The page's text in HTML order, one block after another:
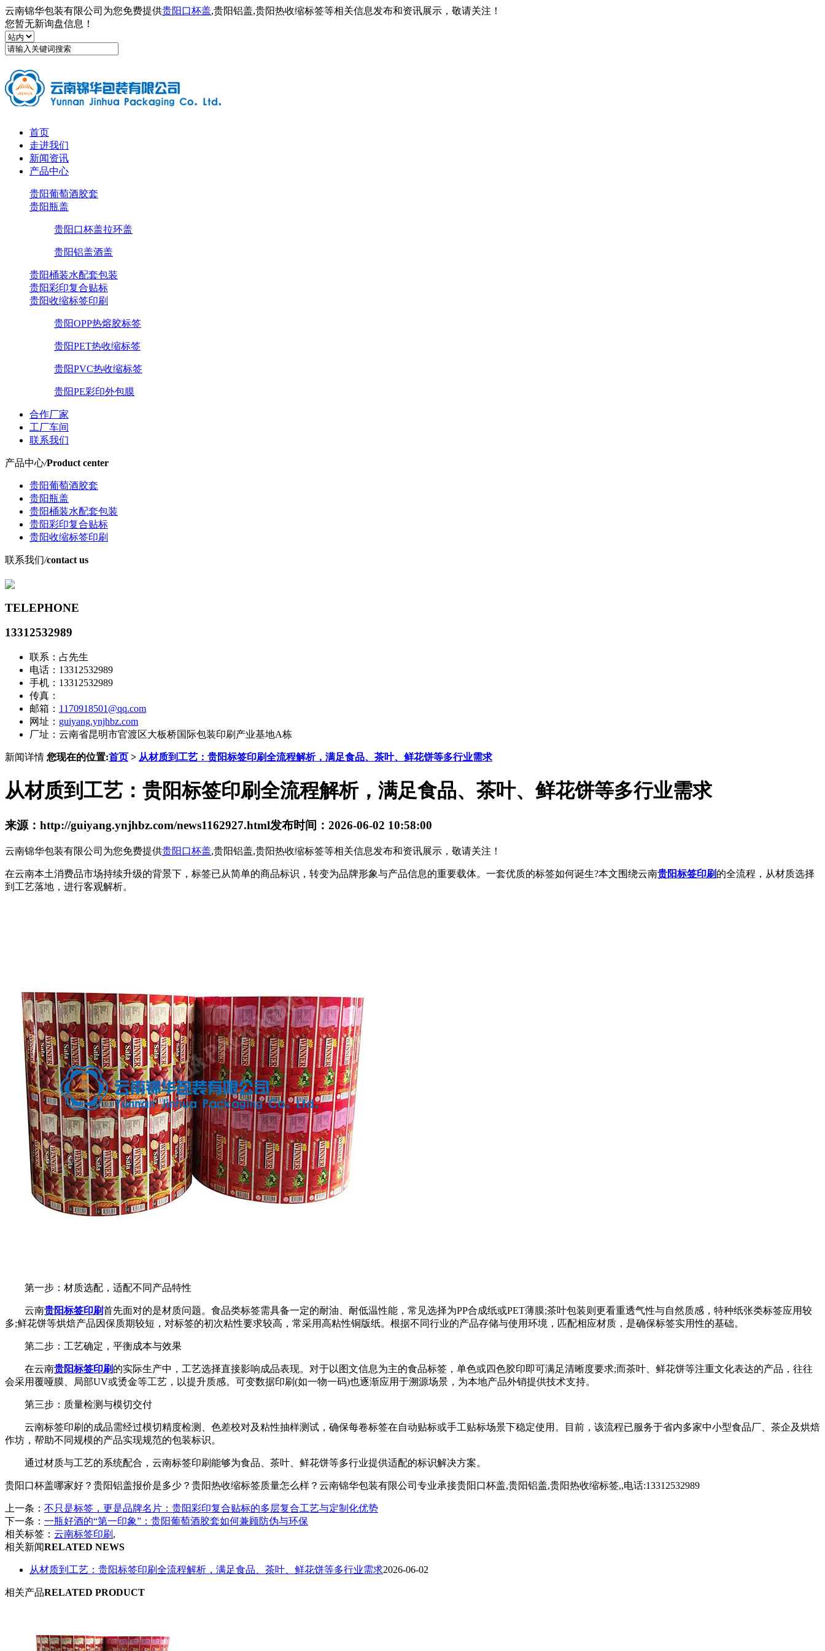
云南锦华包装有限公司为您免费提供贵阳口杯盖,贵阳铝盖,贵阳热收缩标签等相关信息发布和资讯展示，敬请关注！
您暂无新询盘信息！
首页
走进我们
新闻资讯
产品中心
贵阳葡萄酒胶套
贵阳瓶盖
贵阳口杯盖拉环盖
贵阳铝盖酒盖
贵阳桶装水配套包装
贵阳彩印复合贴标
贵阳收缩标签印刷
贵阳OPP热熔胶标签
贵阳PET热收缩标签
贵阳PVC热收缩标签
贵阳PE彩印外包膜
合作厂家
工厂车间
联系我们
产品中心/Product center
贵阳葡萄酒胶套
贵阳瓶盖
贵阳桶装水配套包装
贵阳彩印复合贴标
贵阳收缩标签印刷
联系我们/contact us
TELEPHONE
13312532989
联系：占先生
电话：13312532989
手机：13312532989
传真：
邮箱： 1170918501@qq.com
网址： guiyang.ynjhbz.com
厂址：云南省昆明市官渡区大板桥国际包装印刷产业基地A栋
新闻详情 您现在的位置:首页 > 从材质到工艺：贵阳标签印刷全流程解析，满足食品、茶叶、鲜花饼等多行业需求
从材质到工艺：贵阳标签印刷全流程解析，满足食品、茶叶、鲜花饼等多行业需求
来源：http://guiyang.ynjhbz.com/news1162927.html发布时间：2026-06-02 10:58:00
云南锦华包装有限公司为您免费提供贵阳口杯盖,贵阳铝盖,贵阳热收缩标签等相关信息发布和资讯展示，敬请关注！
在云南本土消费品市场持续升级的背景下，标签已从简单的商品标识，转变为品牌形象与产品信息的重要载体。一套优质的标签如何诞生?本文围绕云南贵阳标签印刷 的全流程，从材质选择
到工艺落地，进行客观解析。
第一步：材质选配，适配不同产品特性
云南贵阳标签印刷首先面对的是材质问题。食品类标签需具备一定的耐油、耐低温性能，常见选择为PP合成纸或PET薄膜;茶叶包装则更看重透气性与自然质感，特种纸张类标签应用较
多;鲜花饼等烘焙产品因保质期较短，对标签的初次粘性要求较高，常采用高粘性铜版纸。根据不同行业的产品存储与使用环境，匹配相应材质，是确保标签实用性的基础。
第二步：工艺确定，平衡成本与效果
在云南贵阳标签印刷 的实际生产中，工艺选择直接影响成品表现。对于以图文信息为主的食品标签，单色或四色胶印即可满足清晰度要求;而茶叶、鲜花饼等注重文化表达的产品，往往
会采用覆哑膜、局部UV或烫金等工艺，以提升质感。可变数据印刷(如一物一码)也逐渐应用于溯源场景，为本地产品外销提供技术支持。
第三步：质量检测与模切交付
云南标签印刷的成品需经过模切精度检测、色差校对及粘性抽样测试，确保每卷标签在自动贴标或手工贴标场景下稳定使用。目前，该流程已服务于省内多家中小型食品厂、茶企及烘焙
作坊，帮助不同规模的产品实现规范的包装标识。
通过材质与工艺的系统配合，云南标签印刷能够为食品、茶叶、鲜花饼等多行业提供适配的标识解决方案。
贵阳口杯盖哪家好？贵阳铝盖报价是多少？贵阳热收缩标签质量怎么样？云南锦华包装有限公司专业承接贵阳口杯盖,贵阳铝盖,贵阳热收缩标签,,电话:13312532989
上一条： 不只是标签，更是品牌名片：贵阳彩印复合贴标的多层复合工艺与定制化优势
下一条： 一瓶好酒的“第一印象”：贵阳葡萄酒胶套如何兼顾防伪与环保
相关标签： 云南标签印刷 ,
相关新闻RELATED NEWS
从材质到工艺：贵阳标签印刷全流程解析，满足食品、茶叶、鲜花饼等多行业需求2026-06-02
相关产品RELATED PRODUCT